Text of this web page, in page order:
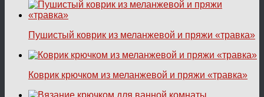
Пушистый коврик из меланжевой и пряжи «травка»
Коврик крючком из меланжевой и пряжи «травка»